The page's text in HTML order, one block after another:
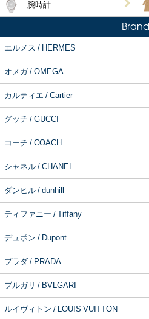
腕時計
Brand
エルメス / HERMES
オメガ / OMEGA
カルティエ / Cartier
グッチ / GUCCI
コーチ / COACH
シャネル / CHANEL
ダンヒル / dunhill
ティファニー / Tiffany
デュポン / Dupont
プラダ / PRADA
ブルガリ / BVLGARI
ルイヴィトン / LOUIS VUITTON